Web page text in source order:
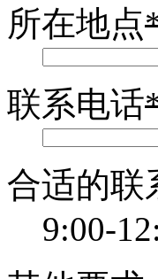
所在地点
联系电话
合适的联
9:00-